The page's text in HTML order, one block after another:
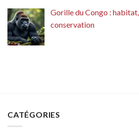
Gorille du Congo :
conservation
CATÉGORIES